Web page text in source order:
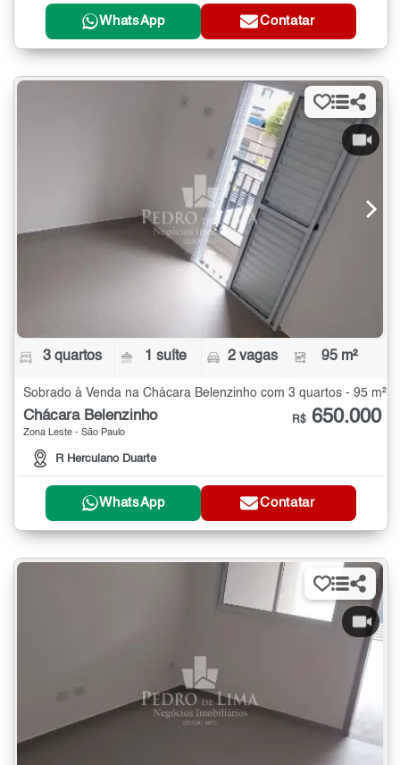
WhatsApp Contatar
3 quartos 1 suíte 2 vagas 95 m²
Sobrado à Venda na Chácara Belenzinho com 3 quartos - 95 m²
Chácara Belenzinho
Zona Leste - São Paulo
R Herculano Duarte
R$ 650.000
WhatsApp Contatar